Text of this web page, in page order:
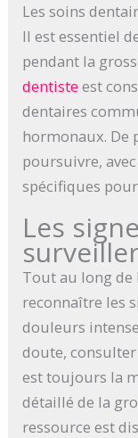
Les soins
Il est essentiel
pendant la
dentiste est
dentaires
hormonaux. De
poursuivre,
spécifiques
Les
Tout au long de
reconnaître les
douleurs
doute,
est toujours la
détaillé de la
ressource est